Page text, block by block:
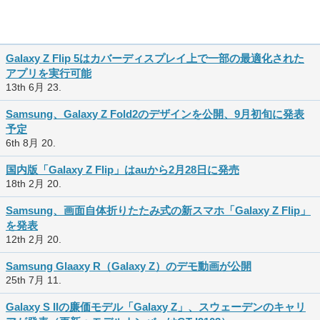
Galaxy Z Flip 5はカバーディスプレイ上で一部の最適化された
アプリを実行可能
13th 6月 23.
Samsung、Galaxy Z Fold2のデザインを公開、9月初旬に発表
予定
6th 8月 20.
国内版「Galaxy Z Flip」はauから2月28日に発売
18th 2月 20.
Samsung、画面自体折りたたみ式の新スマホ「Galaxy Z Flip」
を発表
12th 2月 20.
Samsung Glaaxy R（Galaxy Z）のデモ動画が公開
25th 7月 11.
Galaxy S IIの廉価モデル「Galaxy Z」、スウェーデンのキャリ